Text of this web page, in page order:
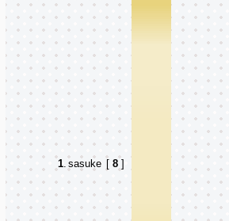
1. sasuke [ 8]